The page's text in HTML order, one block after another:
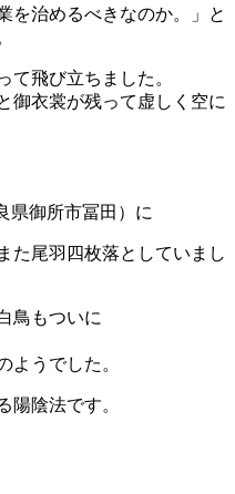
を治めるべきなのか。」と
て飛び立ちました。
御衣裳が残って虚しく空に
県御所市冨田）に
た尾羽四枚落としていまし
鳥もついに
ようでした。
陽陰法です。